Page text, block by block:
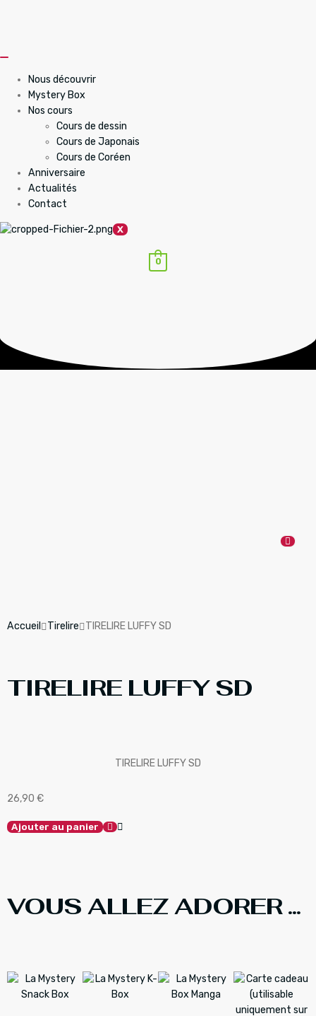
Nous découvrir
Mystery Box
Nos cours
Cours de dessin
Cours de Japonais
Cours de Coréen
Anniversaire
Actualités
Contact
X
0
Accueil Tirelire TIRELIRE LUFFY SD
TIRELIRE LUFFY SD
TIRELIRE LUFFY SD
26,90 €
Ajouter au panier
VOUS ALLEZ ADORER ...